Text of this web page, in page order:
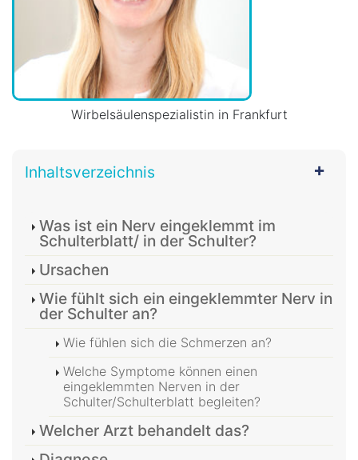
Wirbelsäulenspezialistin in Frankfurt
Inhaltsverzeichnis
Was ist ein Nerv eingeklemmt im
Schulterblatt/ in der Schulter?
Ursachen
Wie fühlt sich ein eingeklemmter Nerv in
der Schulter an?
Wie fühlen sich die Schmerzen an?
Welche Symptome können einen
eingeklemmten Nerven in der
Schulter/Schulterblatt begleiten?
Welcher Arzt behandelt das?